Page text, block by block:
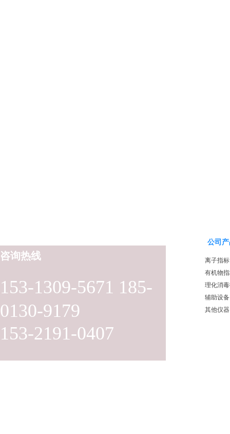
153-1309-5671 185-
0130-9179
153-2191-0407
咨询热线
公司
离子指标
有机物
理化消
辅助设备
其他仪器